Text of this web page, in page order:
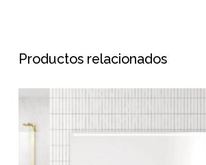
Productos relacionados